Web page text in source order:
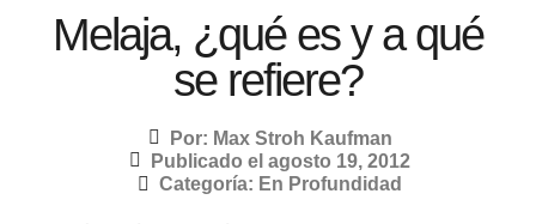
Melaja, ¿qué es y a qué
se refiere?
Por: Max Stroh Kaufman
Publicado el agosto 19, 2012
Categoría: En Profundidad